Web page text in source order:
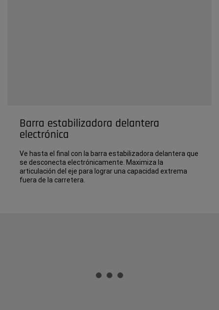
Barra estabilizadora delantera
electrónica
Ve hasta el final con la barra estabilizadora delantera que
se desconecta electrónicamente. Maximiza la
articulación del eje para lograr una capacidad extrema
fuera de la carretera.